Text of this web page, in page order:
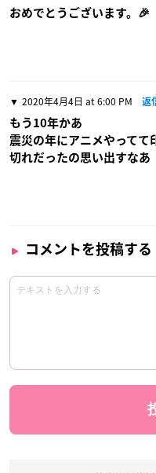
おめでとうございます。🎉
2020年4月4日 at 6:00 PM 返
もう10年かあ
震災の年にアニメやってて
切れだったの思い出すなあ
コメントを投稿する